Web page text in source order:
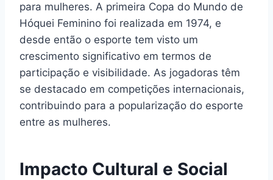
para mulheres. A primeira Copa do Mundo de
Hóquei Feminino foi realizada em 1974, e
desde então o esporte tem visto um
crescimento significativo em termos de
participação e visibilidade. As jogadoras têm
se destacado em competições internacionais,
contribuindo para a popularização do esporte
entre as mulheres.
Impacto Cultural e Social